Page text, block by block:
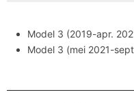
Model 3 (2019-apr.
Model 3 (mei 2021-